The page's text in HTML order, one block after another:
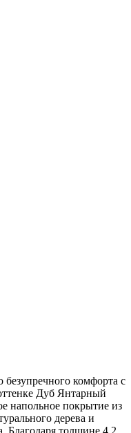
безупречного комфорта с
Дуб Янтарный
напольное покрытие из
дерева и